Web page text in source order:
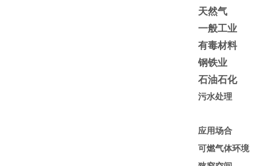
天然气
一般工业
有毒材料
钢铁业
石油石化
污水处理
应用场合
可燃气体环境